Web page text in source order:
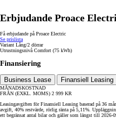
Erbjudande Proace
Få erbjudande på Proace Electric
Se prislista
Variant Lång/2 dörrar
Utrustningsnivå Comfort (75 kWh)
Finansiering
Business Lease Finansiell Leasing
MÅNADSKOSTNAD
FRÅN (EXKL. MOMS) 2 999 KR
Leasingavgiften för Finansiell Leasing baserad på 36
avgift, 40% restvärde, rörlig ränta på 5,11%.
ett begränsat antal bilar och gäller som längst till 2026-